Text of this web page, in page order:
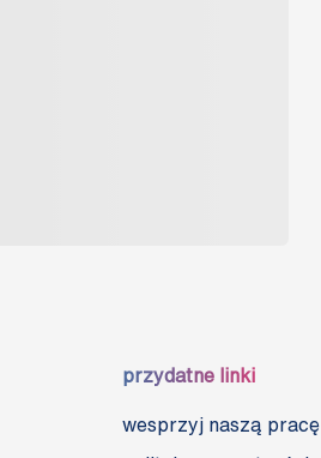
przydatne linki
wesprzyj naszą pracę